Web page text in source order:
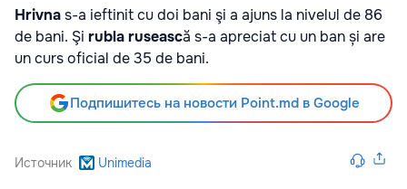
Hrivnas-a ieftinit cu doi bani şi a ajuns la nivelul de 86
de bani. Şi rubla rusească s-a apreciat cu un ban și are
un curs oficial de 35 de bani.
Подпишитесь на новости Point.md в Google
Источник Unimedia